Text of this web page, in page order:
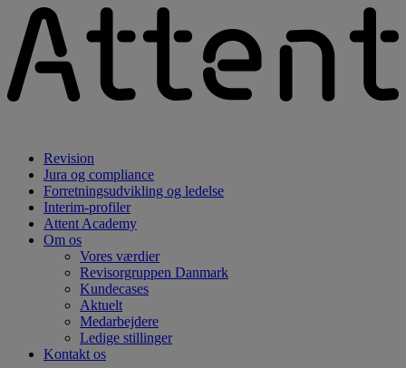
Revision
Jura og compliance
Forretningsudvikling og ledelse
Interim-profiler
Attent Academy
Om os
Vores værdier
Revisorgruppen Danmark
Kundecases
Aktuelt
Medarbejdere
Ledige stillinger
Kontakt os